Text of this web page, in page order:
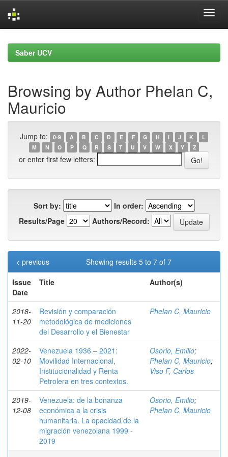
navigationSaber UCV
Browsing by Author Phelan C,
Mauricio
Jump to: 0-9 A B C D E F G H I J K
L
M
N O P Q R S T U V W X Y Z
or enter first few letters:
Sort by:
In order:
Results/Page
Authors/Record:
Showing results 5 to 7 of 7
< previous
Issue
Date
Title Author(s)
2018-
11-20
Revisión y comparación
metodológica de mediciones
del Desarrollo y el Bienestar
Phelan C, Mauricio
2022-
02-10
Venezuela 1936 – 2021:
Movilidad Internacional,
Institucionalidad y Renta
Petrolera en tres contextos.
Osorio, Emilio;
Phelan C, Mauricio;
Viso F, Carlos
2019-
12-08
Venezuela: de la bonanza
económica a la crisis
humanitaria. La opacidad de la
migración venezolana 1999 -
2019
Osorio, Emilio;
Phelan C, Mauricio